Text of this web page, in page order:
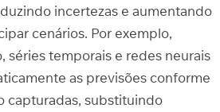
incertezas e aumentando
cenários. Por exemplo,
séries temporais e redes neurais
as previsões conforme
capturadas, substituindo